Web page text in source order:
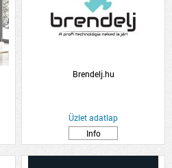
Brendelj.hu
Üzlet adatlap
Info